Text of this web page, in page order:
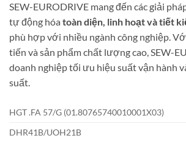
SEW-EURODRIVE mang đến các giải
tự động hóa toàn diện, linh hoạt và tiết
phù hợp với nhiều ngành công nghiệp.
tiến và sản phẩm chất lượng cao, SEW-
doanh nghiệp tối ưu hiệu suất vận hành
suất.
HGT .FA 57/G (01.80765740010001X03)
DHR41B/UOH21B